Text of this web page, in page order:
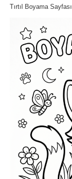
Tırtıl Boyama Sayfası